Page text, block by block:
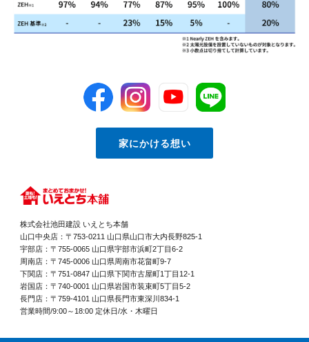
株式会社池田建設 いえとち本舗
山口中央店：〒753-0211 山口県山口市大内長野825-1
宇部店：〒755-0065 山口県宇部市浜町2丁目6-2
周南店：〒745-0006 山口県周南市花畠町9-7
下関店：〒751-0847 山口県下関市古屋町1丁目12-1
岩国店：〒740-0001 山口県岩国市装束町5丁目5-2
長門店：〒759-4101 山口県長門市東深川834-1
営業時間/9:00～18:00 定休日/水・木曜日
家にかける想い